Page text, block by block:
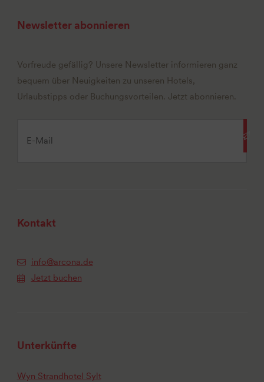
Newsletter abonnieren
Vorfreude gefällig? Unsere Newsletter informieren ganz
bequem über Neuigkeiten zu unseren Hotels,
Urlaubstipps oder Buchungsvorteilen. Jetzt abonnieren.
Kontakt
info@arcona.de
Jetzt buchen
Unterkünfte
Wyn Strandhotel Sylt